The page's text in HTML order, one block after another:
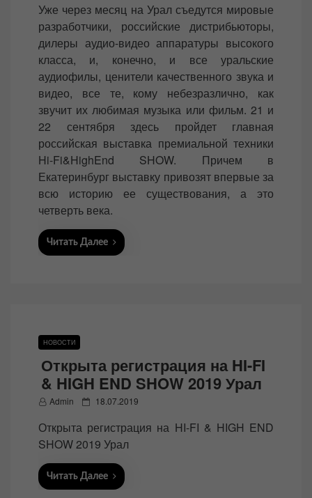
s
t
e
d
o
n
Уже через месяц на Урал съедутся мировые
разработчики, российские дистрибьюторы,
дилеры аудио-видео аппаратуры высокого
класса, и, конечно, и все уральские
аудиофилы, ценители качественного звука и
видео, все те, кому небезразлично, как
звучит их любимая музыка или фильм. 21 и
22 сентября здесь пройдет главная
российская выставка премиальной техники
Hi-Fi&HighEnd SHOW. Причем в
Екатеринбург выставку привозят впервые за
всю историю ее существования, а это
четверть века.
Читать Далее
НОВОСТИ
Открыта регистрация на HI-FI
& HIGH END SHOW 2019 Урал
Admin
P
s
e
18.07.2019
Открыта регистрация на HI-FI & HIGH END
SHOW 2019 Урал
Читать Далее